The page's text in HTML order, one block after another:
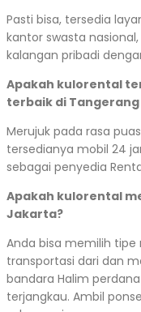
Pasti bisa, tersedia
kantor swasta
kalangan pribadi
Apakah kulorental
terbaik di Tangerang
Merujuk pada rasa
tersedianya mobil 24
sebagai penyedia
Apakah kulorental
Jakarta?
Anda bisa memilih
transportasi dari dan
bandara Halim
terjangkau. Ambil